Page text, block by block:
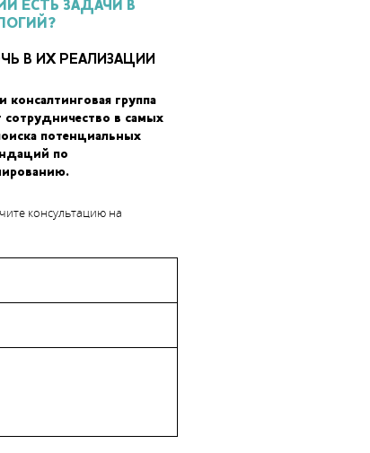
ЕСТЬ ЗАДАЧИ В
В ИХ РЕАЛИЗАЦИИ
консалтинговая группа
сотрудничество в самых
потенциальных
по
консультацию на
рынок.
производства из металлов, Metal X предоставляет
3D-принтерах. Более того, Metal X способен
механизма, связанного с облачной программой
каждый слой в процессе его создания.
детали из высокотехнологичной нержавеющей
и будут доступны в течение года. Сейчас
в сентябре 2017 года.